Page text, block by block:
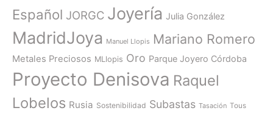
Español JORGC Joyería Julia González
MadridJoya Manuel Llopis Mariano Romero
Metales Preciosos MLlopis Oro Parque Joyero Córdoba
Proyecto Denisova Raquel
Lobelos Rusia Sostenibilidad Subastas Tasación Tous